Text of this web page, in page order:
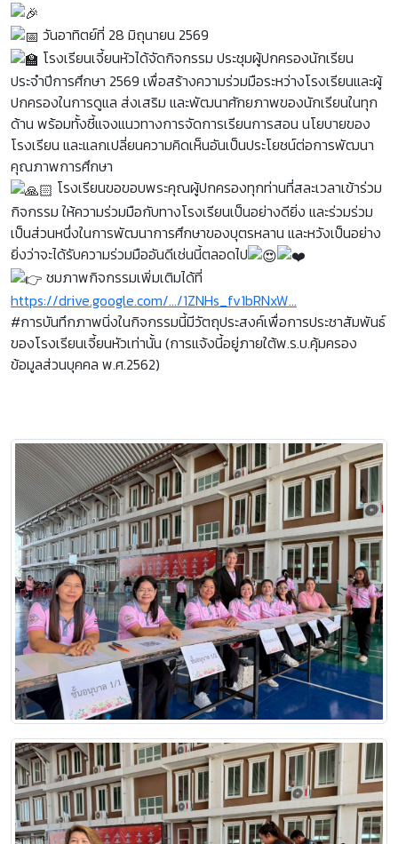
วันอาทิตย์ที่ 28 มิถุนายน 2569
โรงเรียนเจี้ยนหัวได้จัดกิจกรรม ประชุมผู้ปกครองนักเรียน
ประจำปีการศึกษา 2569 เพื่อสร้างความร่วมมือระหว่างโรงเรียนและผู้
ปกครองในการดูแล ส่งเสริม และพัฒนาศักยภาพของนักเรียนในทุก
ด้าน พร้อมทั้งชี้แจงแนวทางการจัดการเรียนการสอน นโยบายของ
โรงเรียน และแลกเปลี่ยนความคิดเห็นอันเป็นประโยชน์ต่อการพัฒนา
คุณภาพการศึกษา
โรงเรียนขอขอบพระคุณผู้ปกครองทุกท่านที่สละเวลาเข้าร่วม
กิจกรรม ให้ความร่วมมือกับทางโรงเรียนเป็นอย่างดียิ่ง และร่วมร่วม
เป็นส่วนหนึ่งในการพัฒนาการศึกษาของบุตรหลาน และหวังเป็นอย่าง
ยิ่งว่าจะได้รับความร่วมมืออันดีเช่นนี้ตลอดไป
ชมภาพกิจกรรมเพิ่มเติมได้ที่
https://drive.google.com/.../1ZNHs_fv1bRNxW...
#การบันทึกภาพนิ่งในกิจกรรมนี้มีวัตถุประสงค์เพื่อการประชาสัมพันธ์
ของโรงเรียนเจี้ยนหัวเท่านั้น (การแจ้งนี้อยู่ภายใต้พ.ร.บ.คุ้มครอง
ข้อมูลส่วนบุคคล พ.ศ.2562)